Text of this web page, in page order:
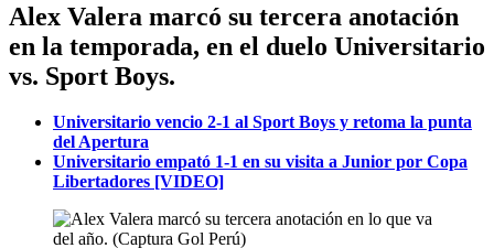
Alex Valera marcó su tercera anotación
en la temporada, en el duelo Universitario
vs. Sport Boys.
Universitario vencio 2-1 al Sport Boys y retoma la punta
del Apertura
Universitario empató 1-1 en su visita a Junior por Copa
Libertadores [VIDEO]